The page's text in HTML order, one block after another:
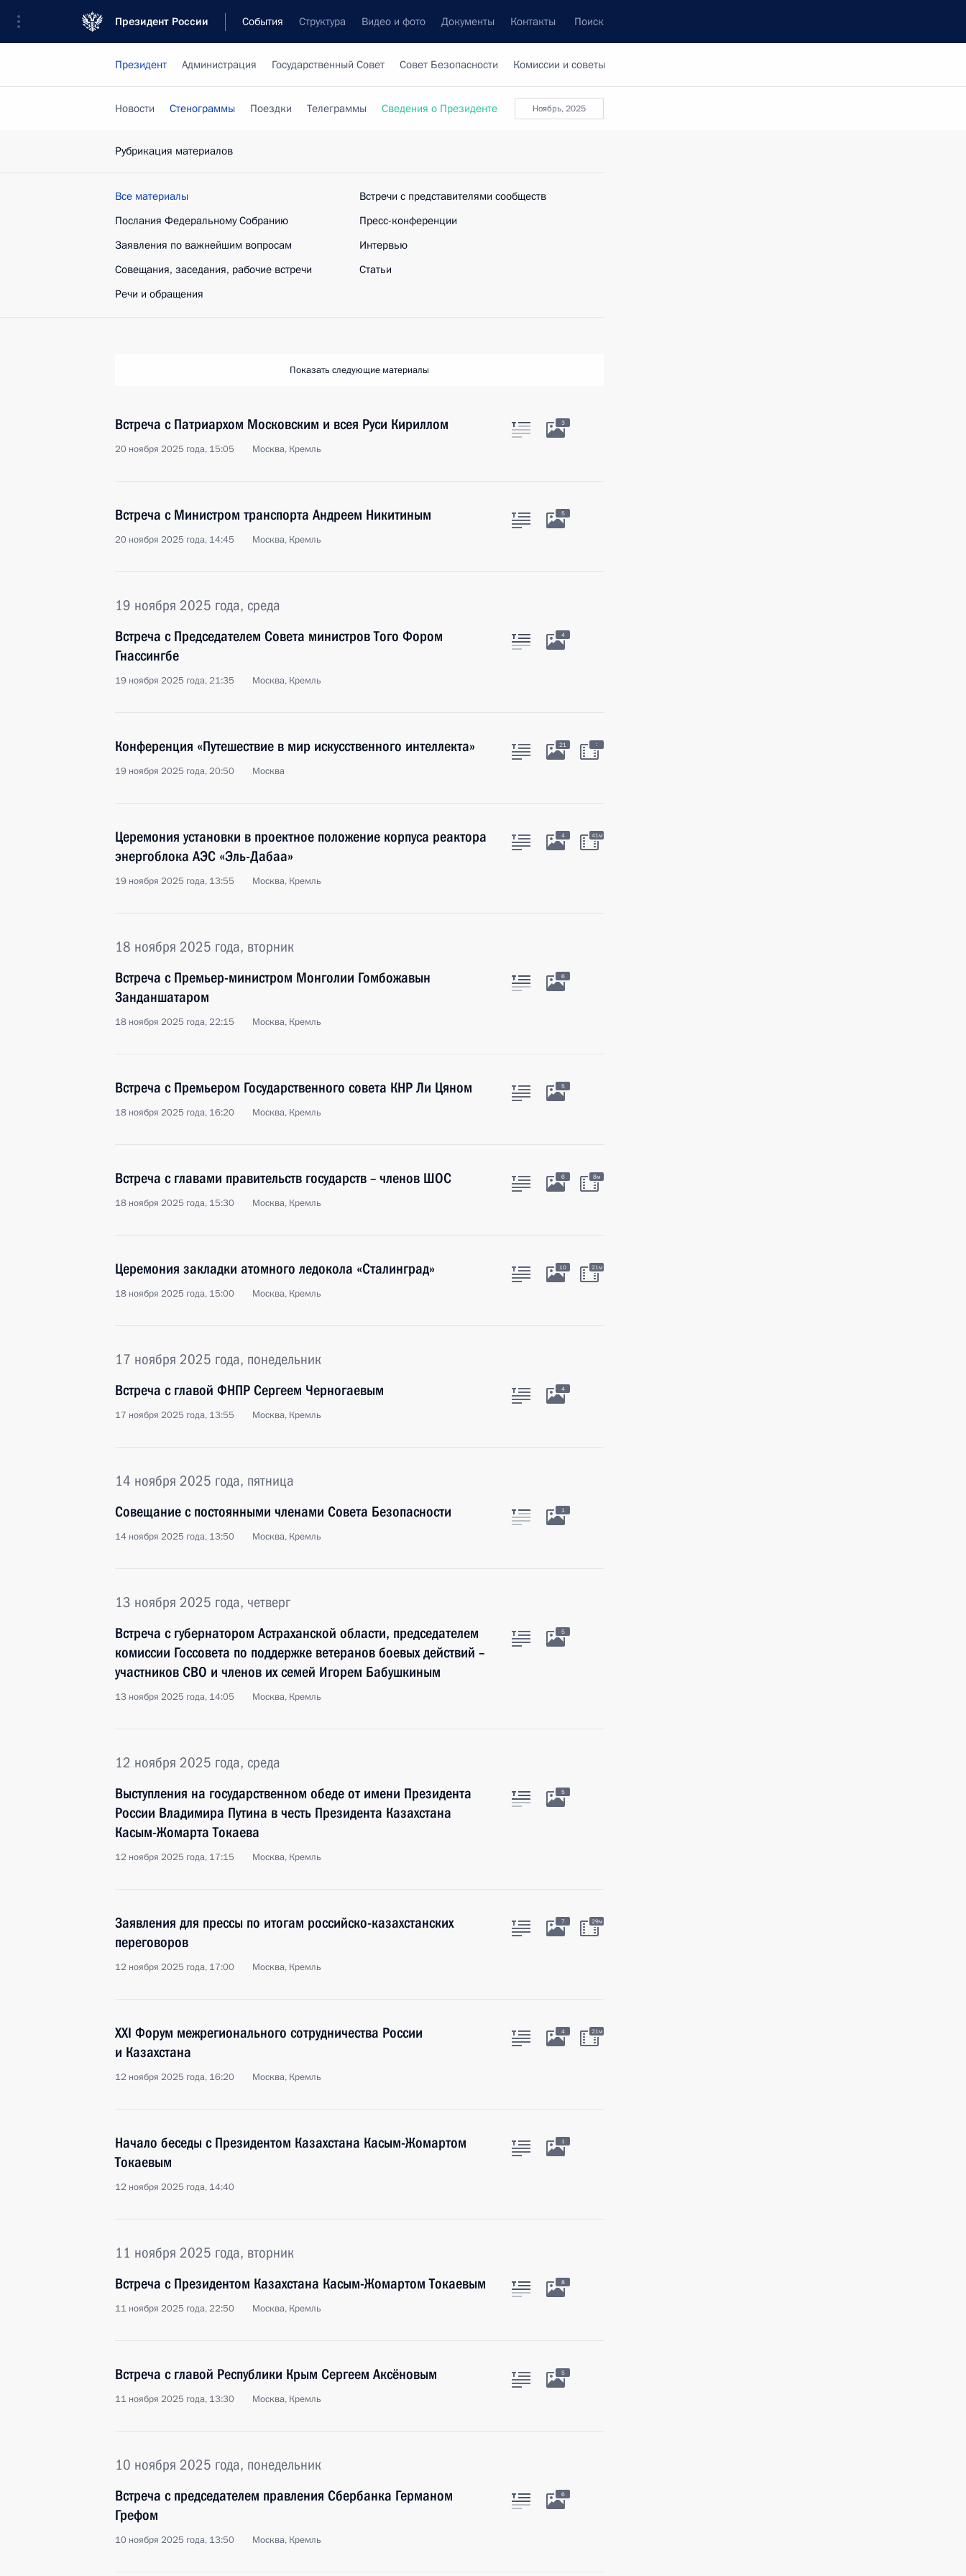
Президент России События Структура Видео и фото Документы Контакты Поиск
Президент Администрация Государственный Совет Совет Безопасности Комиссии и советы
ноябрь, 2025
Новости Стенограммы Поездки Телеграммы Сведения о Президенте
Рубрикация материалов
Все материалы
Послания Федеральному Собранию
Заявления по важнейшим вопросам
Совещания, заседания, рабочие встречи
Речи и обращения
Встречи с представителями сообществ
Пресс-конференции
Интервью
Статьи
Показать следующие материалы
Встреча с Патриархом Московским и всея Руси Кириллом
20 ноября 2025 года, 15:05 Москва, Кремль
3
Встреча с Министром транспорта Андреем Никитиным
20 ноября 2025 года, 14:45 Москва, Кремль
5
19 ноября 2025 года, среда
Встреча с Председателем Совета министров Того Фором
Гнассингбе
19 ноября 2025 года, 21:35 Москва, Кремль
4
Конференция «Путешествие в мир искусственного интеллекта»
19 ноября 2025 года, 20:50 Москва
21 :
Церемония установки в проектное положение корпуса реактора
энергоблока АЭС «Эль-Дабаа»
19 ноября 2025 года, 13:55 Москва, Кремль
4 41м
18 ноября 2025 года, вторник
Встреча с Премьер-министром Монголии Гомбожавын
Занданшатаром
18 ноября 2025 года, 22:15 Москва, Кремль
6
Встреча с Премьером Государственного совета КНР Ли Цяном
18 ноября 2025 года, 16:20 Москва, Кремль
5
Встреча с главами правительств государств – членов ШОС
18 ноября 2025 года, 15:30 Москва, Кремль
6 8м
Церемония закладки атомного ледокола «Сталинград»
18 ноября 2025 года, 15:00 Москва, Кремль
10 21м
17 ноября 2025 года, понедельник
Встреча с главой ФНПР Сергеем Черногаевым
17 ноября 2025 года, 13:55 Москва, Кремль
4
14 ноября 2025 года, пятница
Совещание с постоянными членами Совета Безопасности
14 ноября 2025 года, 13:50 Москва, Кремль
1
13 ноября 2025 года, четверг
Встреча с губернатором Астраханской области, председателем
комиссии Госсовета по поддержке ветеранов боевых действий –
участников СВО и членов их семей Игорем Бабушкиным
13 ноября 2025 года, 14:05 Москва, Кремль
5
12 ноября 2025 года, среда
Выступления на государственном обеде от имени Президента
России Владимира Путина в честь Президента Казахстана
Касым-Жомарта Токаева
12 ноября 2025 года, 17:15 Москва, Кремль
5
Заявления для прессы по итогам российско-казахстанских
переговоров
12 ноября 2025 года, 17:00 Москва, Кремль
7 29м
XXI Форум межрегионального сотрудничества России
и Казахстана
12 ноября 2025 года, 16:20 Москва, Кремль
4 21м
Начало беседы с Президентом Казахстана Касым-Жомартом
Токаевым
12 ноября 2025 года, 14:40
1
11 ноября 2025 года, вторник
Встреча с Президентом Казахстана Касым-Жомартом Токаевым
11 ноября 2025 года, 22:50 Москва, Кремль
8
Встреча с главой Республики Крым Сергеем Аксёновым
11 ноября 2025 года, 13:30 Москва, Кремль
5
10 ноября 2025 года, понедельник
Встреча с председателем правления Сбербанка Германом
Грефом
10 ноября 2025 года, 13:50 Москва, Кремль
6